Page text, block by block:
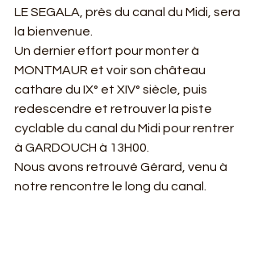
LE SEGALA, près du canal du Midi, sera
la bienvenue.
Un dernier effort pour monter à
MONTMAUR et voir son château
cathare du IX° et XIV° siècle, puis
redescendre et retrouver la piste
cyclable du canal du Midi pour rentrer
à GARDOUCH à 13H00.
Nous avons retrouvé Gérard, venu à
notre rencontre le long du canal.